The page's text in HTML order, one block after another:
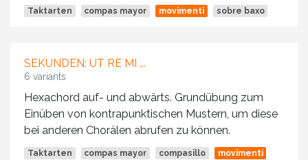
Taktarten compas mayor movimenti sobre baxo
SEKUNDEN: UT RE MI ...
6 variants
Hexachord auf- und abwärts. Grundübung zum
Einüben von kontrapunktischen Mustern, um diese
bei anderen Chorälen abrufen zu können.
Taktarten compas mayor compasillo
movimenti